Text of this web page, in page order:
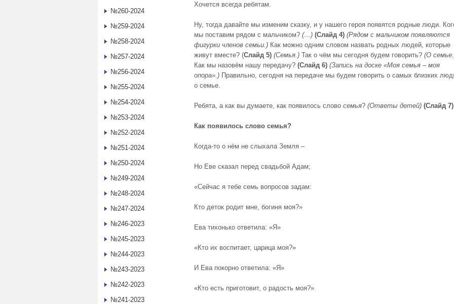
Хочется всегда ребятам.
Ну, тогда давайте мы изменим сказку, и у нашего героя появятся родные люди.
мы поставим рядом с мальчиком? (…) (Слайд 4) (Рядом с мальчиком появляются
фигурки членов семьи.) Как можно одним словом назвать родных людей, которые
живут вместе? (Слайд 5) (Семья.) Так о чём мы сегодня будем говорить? (О
Как мы назовём нашу передачу? (Слайд 6) (Запись на доске «Моя семья – моя
опора».) Правильно, сегодня на передаче мы будем говорить о самых близких
о семье.
Ребята, а как вы думаете, как появилось слово семья? (Ответы детей) (Слайд 7)
Как появилось слово семья?
Когда-то о нём не слыхала Земля –
Но Еве сказал перед свадьбой Адам;
«Сейчас я тебе семь вопросов задам:
Кто деток родит мне, богиня моя?»
Ева тихонько ответила: «Я»
«Кто их воспитает, царица моя?»
И Ева покорно ответила: «Я»
«Кто есть приготовит, о радость моя?»
№260-2024
№259-2024
№258-2024
№257-2024
№256-2024
№255-2024
№254-2024
№253-2024
№252-2024
№251-2024
№250-2024
№249-2024
№248-2024
№247-2024
№246-2023
№245-2023
№244-2023
№243-2023
№242-2023
№241-2023